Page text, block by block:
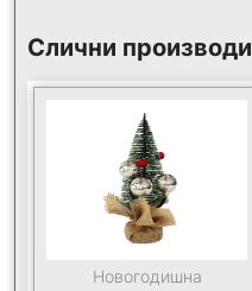
Слични производи
Новогодишна